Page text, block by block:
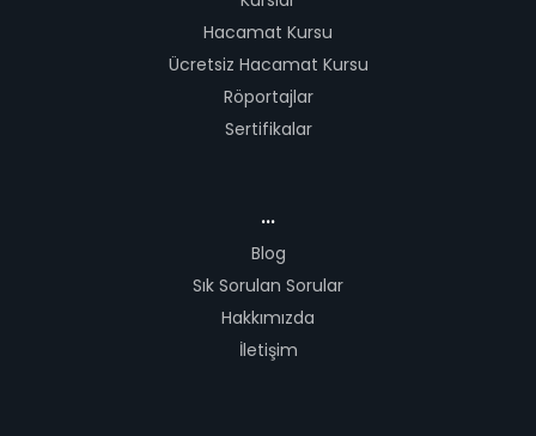
Hacamat Kursu
Ücretsiz Hacamat Kursu
Röportajlar
Sertifikalar
...
Blog
Sık Sorulan Sorular
Hakkımızda
İletişim